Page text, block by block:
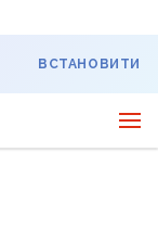
ВСТАНОВИТИ